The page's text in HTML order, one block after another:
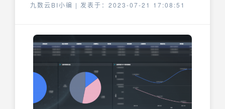
九数云BI小编 | 发表于：2023-07-21 17:08:51